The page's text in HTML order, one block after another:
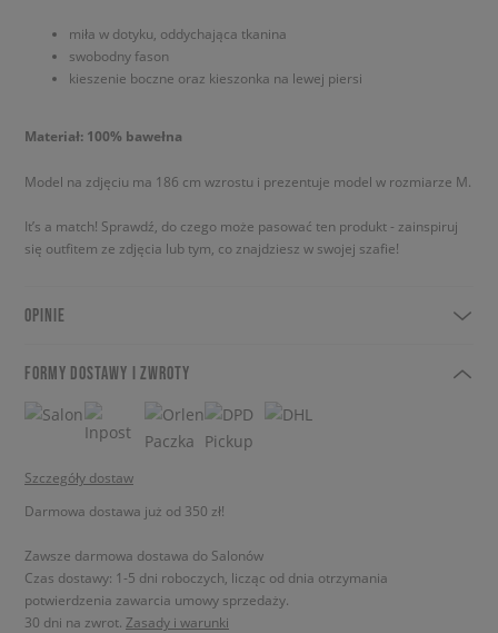
miła w dotyku, oddychająca tkanina
swobodny fason
kieszenie boczne oraz kieszonka na lewej piersi
Materiał: 100% bawełna
Model na zdjęciu ma 186 cm wzrostu i prezentuje model w rozmiarze M.
It’s a match! Sprawdź, do czego może pasować ten produkt - zainspiruj
się outfitem ze zdjęcia lub tym, co znajdziesz w swojej szafie!
OPINIE
FORMY DOSTAWY I ZWROTY
Szczegóły dostaw
Darmowa dostawa już od 350 zł!
Zawsze darmowa dostawa do Salonów
Czas dostawy: 1-5 dni roboczych, licząc od dnia otrzymania
potwierdzenia zawarcia umowy sprzedaży.
30 dni na zwrot. Zasady i warunki